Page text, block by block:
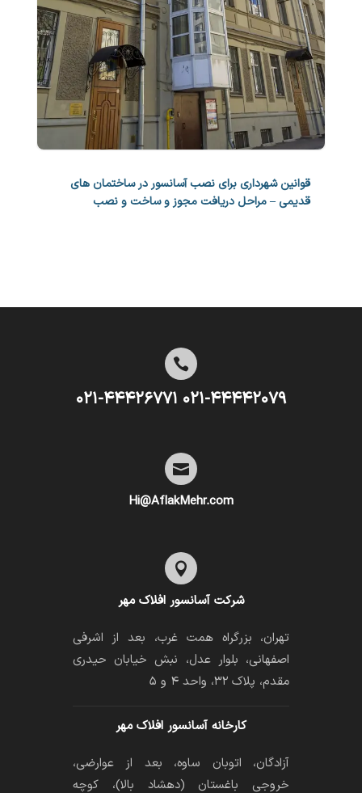
قوانین شهرداری برای نصب آسانسور در ساختمان های
قدیمی – مراحل دریافت مجوز و ساخت و نصب

۰۲۱-۴۴۴۴۲۰۷۹ ۰۲۱-۴۴۴۲۶۷۷۱

Hi@AflakMehr.com

شرکت آسانسور افلاک مهر
تهران، بزرگراه همت غرب، بعد از اشرفی
اصفهانی، بلوار عدل، نبش خیابان حیدری
مقدم، پلاک ۳۲، واحد ۴ و ۵
کارخانه آسانسور افلاک مهر
آزادگان، اتوبان ساوه، بعد از عوارضی،
خروجی باغستان (دهشاد بالا)، کوچه